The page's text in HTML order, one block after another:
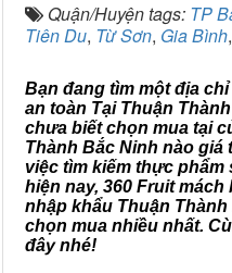
Quận/Huyện tags: TP
Tiên Du, Từ Sơn, Gia Bình,
Bạn đang tìm một địa
an toàn Tại Thuận
chưa biết chọn mua tại
Thành Bắc Ninh nào
việc tìm kiếm thực
hiện nay, 360 Fruit
nhập khẩu Thuận
chọn mua nhiều nhất.
đây nhé!